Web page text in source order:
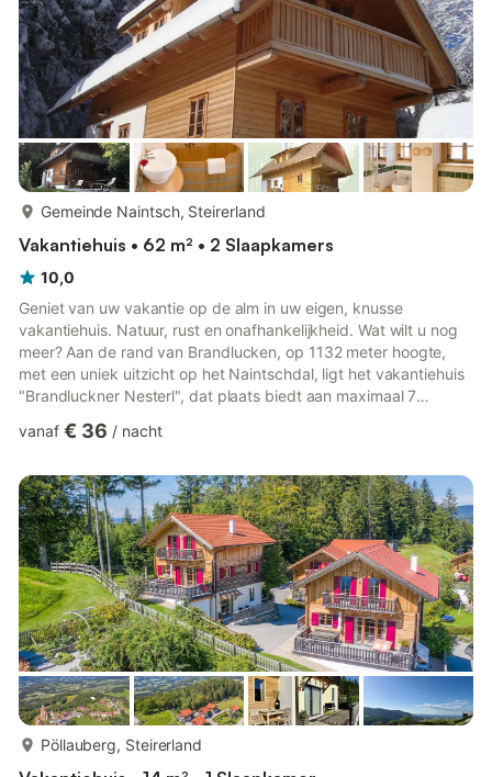
Gemeinde Naintsch, Steirerland
Vakantiehuis • 62 m² • 2 Slaapkamers
10,0
Geniet van uw vakantie op de alm in uw eigen, knusse
vakantiehuis. Natuur, rust en onafhankelijkheid. Wat wilt u nog
meer? Aan de rand van Brandlucken, op 1132 meter hoogte,
met een uniek uitzicht op het Naintschdal, ligt het vakantiehuis
"Brandluckner Nesterl", dat plaats biedt aan maximaal 7
van natuurlijke materialen. Bijzondere hoogtepunten zijn de
(woonkamer), waar u op koelere avonden kunt genieten van het
knisperende vuur en de warmte ervan. Geniet van uw vakantie
o...
vanaf € 36 / nacht
Pöllauberg, Steirerland